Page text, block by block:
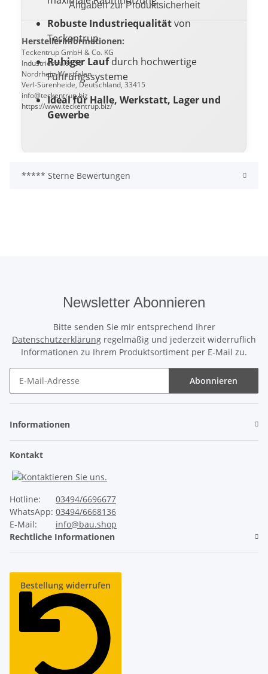
Robuste Industriequalitätvon
Teckentrup
Ruhiger Laufdurch hochwertige
Führungssysteme
Ideal für Halle, Werkstatt, Lager und
Gewerbe
lauteren Laufgeräuschen und steigenden
Betriebskosten.
Das ThermoTeck setzt bewusst auf professionelle
Industriequalität: mehr Dämmleistung, mehr
Laufruhe, mehr Sicherheit und eine deutlich
höhere Wertbeständigkeit.
Der direkte Vergleich
Wärmedämmung
Normale Billig-Rolltore
Ausgeschäumte Profile
Unser ThermoTeck
Normale Billig-Rolltore
Angaben zur Produktsicherheit
Herstellerinformationen:
Teckentrup GmbH & Co. KG
Industriestraße 50
Nordrhein-Westfalen
Verl-Sürenheide, Deutschland, 33415
info@teckentrup.biz
https://www.teckentrup.biz/
***** Sterne Bewertungen
Newsletter Abonnieren
Bitte senden Sie mir entsprechend Ihrer
Datenschutzerklärung regelmäßig und jederzeit widerruflich
Informationen zu Ihrem Produktsortiment per E-Mail zu.
Abonnieren
Informationen
Kontakt
Hotline:
03494/6696677
WhatsApp: 03494/6668136
E-Mail:
info@bau.shop
Rechtliche Informationen
Bestellung widerrufen